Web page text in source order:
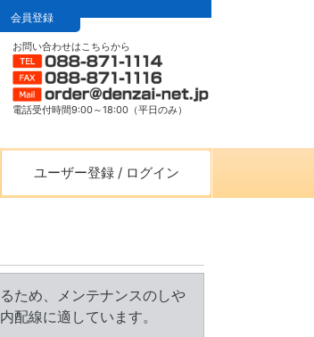
会員登録
お問い合わせはこちらから
電話受付時間9:00～18:00（平日のみ）
ユーザー登録 / ログイン
ため、メンテナンスのしや
配線に適しています。